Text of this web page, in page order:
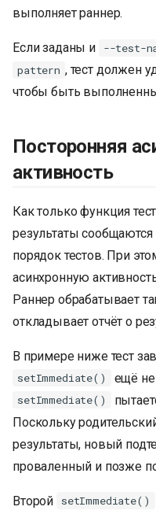
выполняет раннер.
Если заданы и --test-
pattern , тест должен
чтобы быть
Посторонняя
активность
Как только функция
результаты
порядок тестов. При
асинхронную
Раннер обрабатывает
откладывает отчёт о
В примере ниже тест
setImmediate() ещё
setImmediate()
Поскольку
результаты, новый
проваленный и позже
Второй setImmediate()